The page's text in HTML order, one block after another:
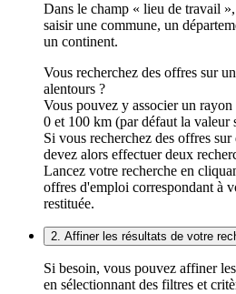
Dans le champ « lieu de travail
saisir une commune, un
un continent.
Vous recherchez des offres sur
alentours ?
Vous pouvez y associer un
0 et 100 km (par défaut la valeur
Si vous recherchez des offres
devez alors effectuer deux
Lancez votre recherche en
offres d'emploi correspondant à
restituée.
2. Affiner les résultats de votre
Si besoin, vous pouvez affiner
en sélectionnant des filtres et